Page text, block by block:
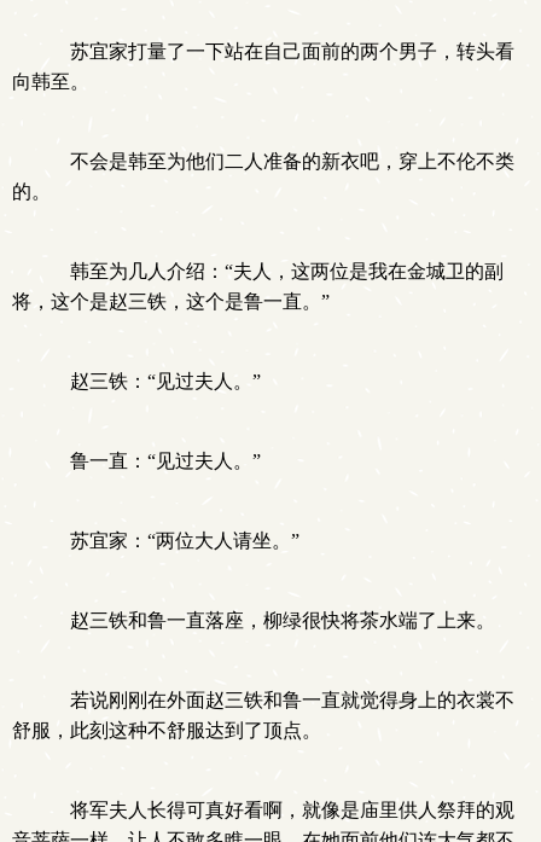
苏宜家打量了一下站在自己面前的两个男子，转头看
向韩至。
不会是韩至为他们二人准备的新衣吧，穿上不伦不类
的。
韩至为几人介绍：“夫人，这两位是我在金城卫的副
将，这个是赵三铁，这个是鲁一直。”
赵三铁：“见过夫人。”
鲁一直：“见过夫人。”
苏宜家：“两位大人请坐。”
赵三铁和鲁一直落座，柳绿很快将茶水端了上来。
若说刚刚在外面赵三铁和鲁一直就觉得身上的衣裳不
舒服，此刻这种不舒服达到了顶点。
将军夫人长得可真好看啊，就像是庙里供人祭拜的观